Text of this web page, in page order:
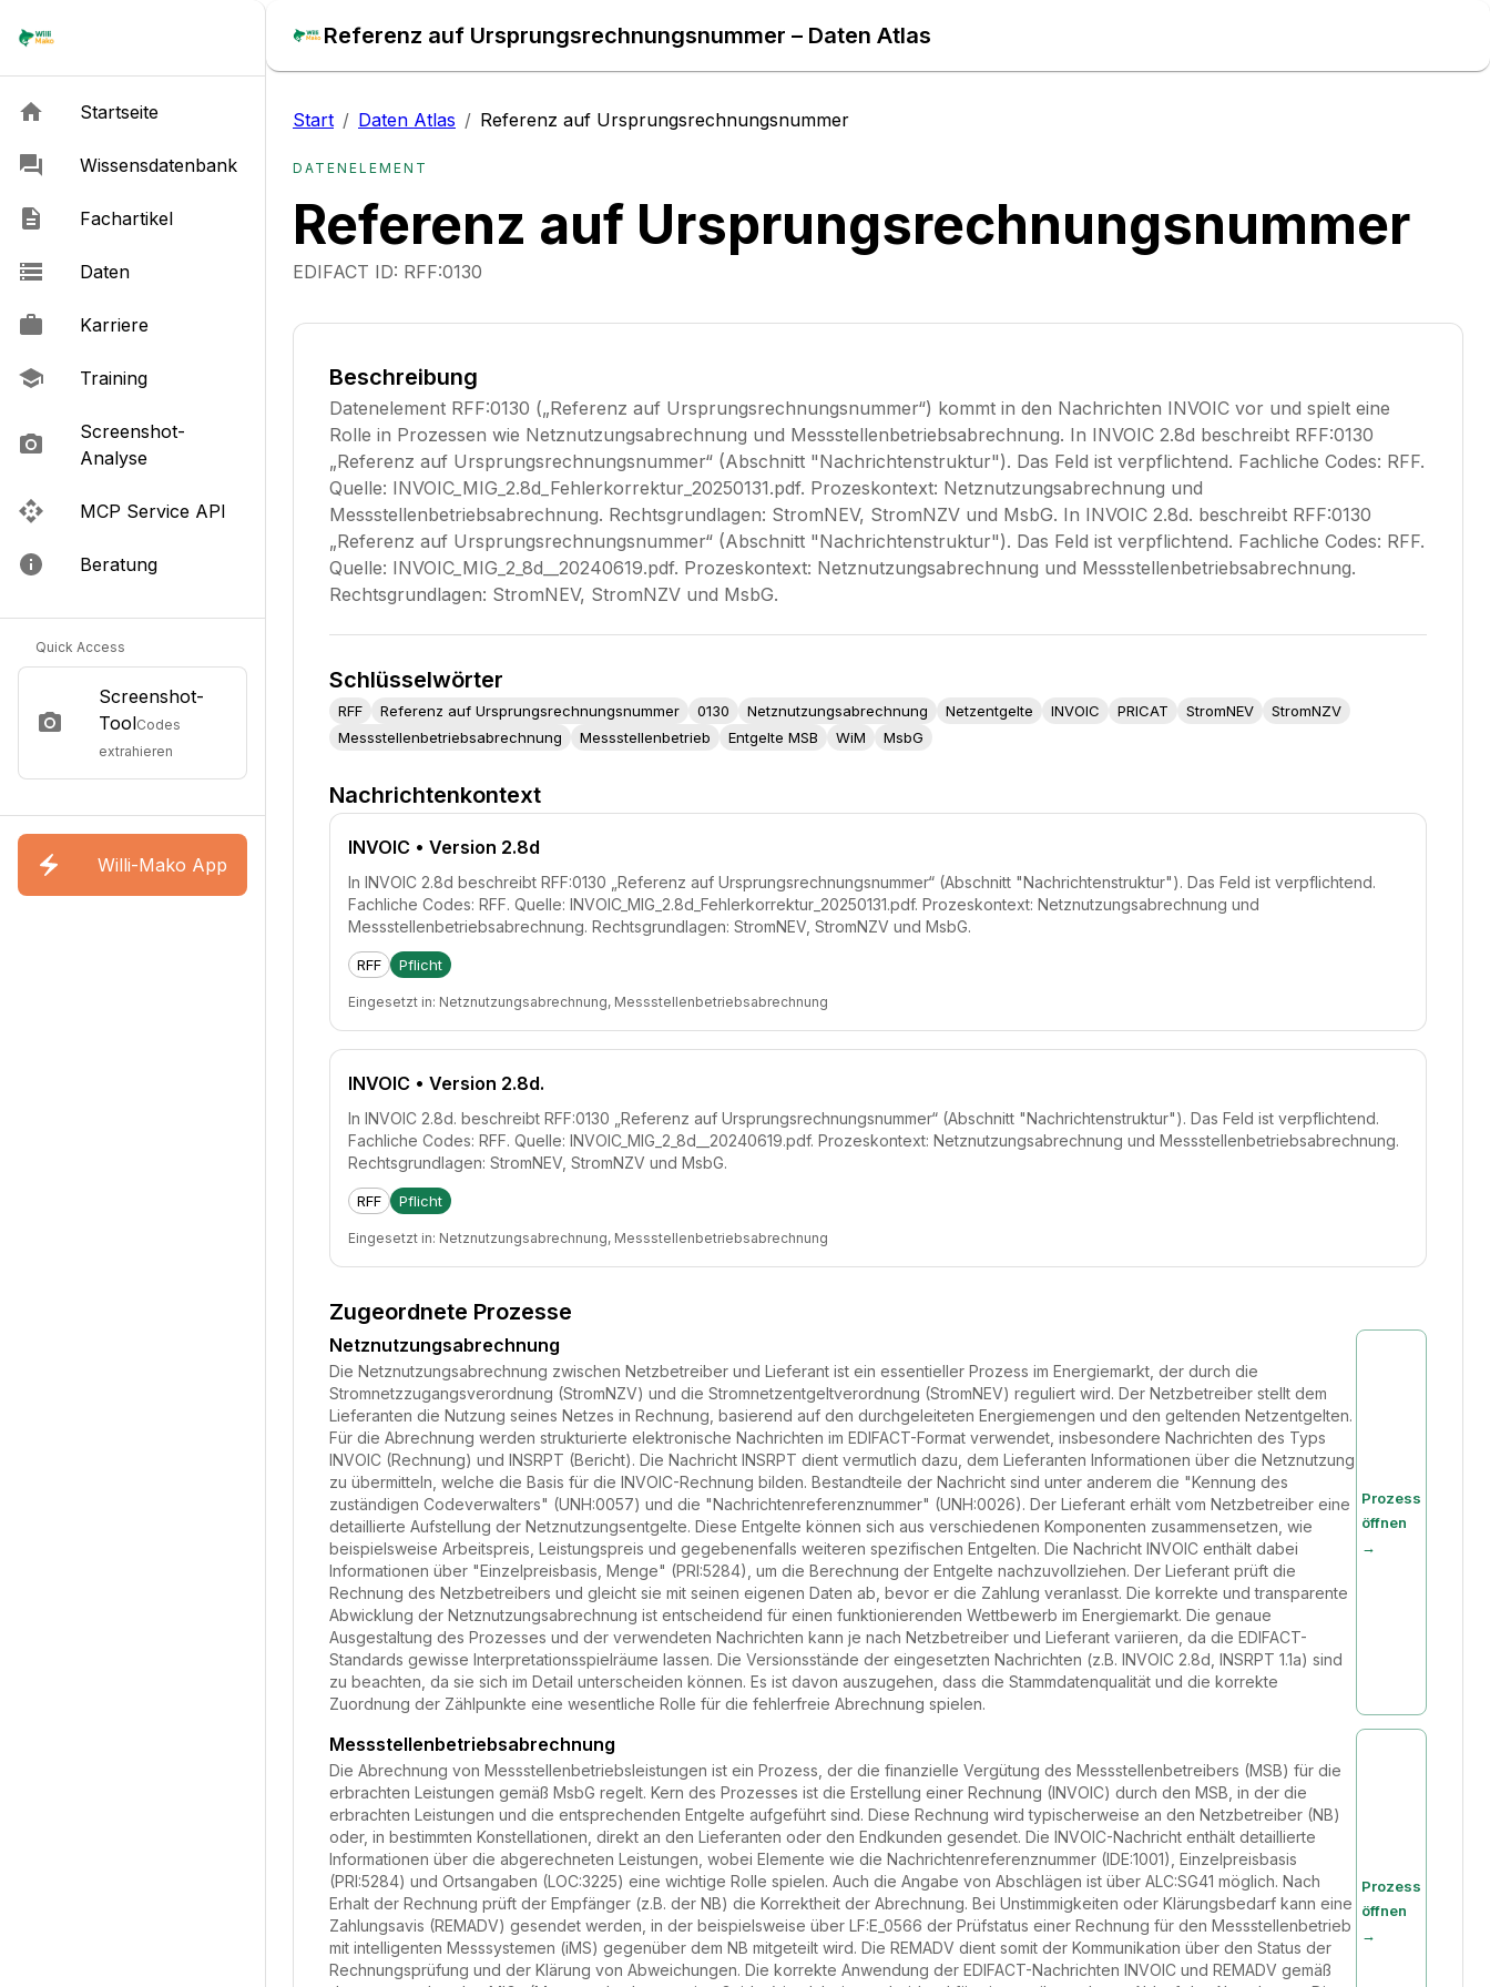
Referenz auf Ursprungsrechnungsnummer – Daten Atlas
Startseite
Wissensdatenbank
Fachartikel
Daten
Karriere
Training
Screenshot-
Analyse
MCP Service API
Beratung
Quick Access
Screenshot-
ToolCodes
extrahieren
Willi-Mako App
Start / Daten Atlas / Referenz auf Ursprungsrechnungsnummer
DATENELEMENT
Referenz auf Ursprungsrechnungsnummer
EDIFACT ID: RFF:0130
Beschreibung
Datenelement RFF:0130 („Referenz auf Ursprungsrechnungsnummer“) kommt in den Nachrichten INVOIC vor und spielt eine
Rolle in Prozessen wie Netznutzungsabrechnung und Messstellenbetriebsabrechnung. In INVOIC 2.8d beschreibt RFF:0130
„Referenz auf Ursprungsrechnungsnummer“ (Abschnitt "Nachrichtenstruktur"). Das Feld ist verpflichtend. Fachliche Codes: RFF.
Quelle: INVOIC_MIG_2.8d_Fehlerkorrektur_20250131.pdf. Prozeskontext: Netznutzungsabrechnung und
Messstellenbetriebsabrechnung. Rechtsgrundlagen: StromNEV, StromNZV und MsbG. In INVOIC 2.8d. beschreibt RFF:0130
„Referenz auf Ursprungsrechnungsnummer“ (Abschnitt "Nachrichtenstruktur"). Das Feld ist verpflichtend. Fachliche Codes: RFF.
Quelle: INVOIC_MIG_2_8d__20240619.pdf. Prozeskontext: Netznutzungsabrechnung und Messstellenbetriebsabrechnung.
Rechtsgrundlagen: StromNEV, StromNZV und MsbG.
Schlüsselwörter
RFF Referenz auf Ursprungsrechnungsnummer 0130 Netznutzungsabrechnung Netzentgelte INVOIC PRICAT StromNEV
StromNZV
Messstellenbetriebsabrechnung
Messstellenbetrieb Entgelte MSB WiM MsbG
Nachrichtenkontext
INVOIC • Version 2.8d
In INVOIC 2.8d beschreibt RFF:0130 „Referenz auf Ursprungsrechnungsnummer“ (Abschnitt "Nachrichtenstruktur"). Das Feld ist verpflichtend.
Fachliche Codes: RFF. Quelle: INVOIC_MIG_2.8d_Fehlerkorrektur_20250131.pdf. Prozeskontext: Netznutzungsabrechnung und
Messstellenbetriebsabrechnung. Rechtsgrundlagen: StromNEV, StromNZV und MsbG.
RFF Pflicht
Eingesetzt in: Netznutzungsabrechnung, Messstellenbetriebsabrechnung
INVOIC • Version 2.8d.
In INVOIC 2.8d. beschreibt RFF:0130 „Referenz auf Ursprungsrechnungsnummer“ (Abschnitt "Nachrichtenstruktur"). Das Feld ist verpflichtend.
Fachliche Codes: RFF. Quelle: INVOIC_MIG_2_8d__20240619.pdf. Prozeskontext: Netznutzungsabrechnung und Messstellenbetriebsabrechnung.
Rechtsgrundlagen: StromNEV, StromNZV und MsbG.
RFF Pflicht
Eingesetzt in: Netznutzungsabrechnung, Messstellenbetriebsabrechnung
Zugeordnete Prozesse
Netznutzungsabrechnung
Die Netznutzungsabrechnung zwischen Netzbetreiber und Lieferant ist ein essentieller Prozess im Energiemarkt, der durch die
Stromnetzzugangsverordnung (StromNZV) und die Stromnetzentgeltverordnung (StromNEV) reguliert wird. Der Netzbetreiber stellt dem
Lieferanten die Nutzung seines Netzes in Rechnung, basierend auf den durchgeleiteten Energiemengen und den geltenden Netzentgelten.
Für die Abrechnung werden strukturierte elektronische Nachrichten im EDIFACT-Format verwendet, insbesondere Nachrichten des Typs
INVOIC (Rechnung) und INSRPT (Bericht). Die Nachricht INSRPT dient vermutlich dazu, dem Lieferanten Informationen über die Netznutzung
zu übermitteln, welche die Basis für die INVOIC-Rechnung bilden. Bestandteile der Nachricht sind unter anderem die "Kennung des
zuständigen Codeverwalters" (UNH:0057) und die "Nachrichtenreferenznummer" (UNH:0026). Der Lieferant erhält vom Netzbetreiber eine
detaillierte Aufstellung der Netznutzungsentgelte. Diese Entgelte können sich aus verschiedenen Komponenten zusammensetzen, wie
beispielsweise Arbeitspreis, Leistungspreis und gegebenenfalls weiteren spezifischen Entgelten. Die Nachricht INVOIC enthält dabei
Informationen über "Einzelpreisbasis, Menge" (PRI:5284), um die Berechnung der Entgelte nachzuvollziehen. Der Lieferant prüft die
Rechnung des Netzbetreibers und gleicht sie mit seinen eigenen Daten ab, bevor er die Zahlung veranlasst. Die korrekte und transparente
Abwicklung der Netznutzungsabrechnung ist entscheidend für einen funktionierenden Wettbewerb im Energiemarkt. Die genaue
Ausgestaltung des Prozesses und der verwendeten Nachrichten kann je nach Netzbetreiber und Lieferant variieren, da die EDIFACT-
Standards gewisse Interpretationsspielräume lassen. Die Versionsstände der eingesetzten Nachrichten (z.B. INVOIC 2.8d, INSRPT 1.1a) sind
zu beachten, da sie sich im Detail unterscheiden können. Es ist davon auszugehen, dass die Stammdatenqualität und die korrekte
Zuordnung der Zählpunkte eine wesentliche Rolle für die fehlerfreie Abrechnung spielen.
Prozess
öffnen
→
Messstellenbetriebsabrechnung
Die Abrechnung von Messstellenbetriebsleistungen ist ein Prozess, der die finanzielle Vergütung des Messstellenbetreibers (MSB) für die
erbrachten Leistungen gemäß MsbG regelt. Kern des Prozesses ist die Erstellung einer Rechnung (INVOIC) durch den MSB, in der die
erbrachten Leistungen und die entsprechenden Entgelte aufgeführt sind. Diese Rechnung wird typischerweise an den Netzbetreiber (NB)
oder, in bestimmten Konstellationen, direkt an den Lieferanten oder den Endkunden gesendet. Die INVOIC-Nachricht enthält detaillierte
Informationen über die abgerechneten Leistungen, wobei Elemente wie die Nachrichtenreferenznummer (IDE:1001), Einzelpreisbasis
(PRI:5284) und Ortsangaben (LOC:3225) eine wichtige Rolle spielen. Auch die Angabe von Abschlägen ist über ALC:SG41 möglich. Nach
Erhalt der Rechnung prüft der Empfänger (z.B. der NB) die Korrektheit der Abrechnung. Bei Unstimmigkeiten oder Klärungsbedarf kann eine
Zahlungsavis (REMADV) gesendet werden, in der beispielsweise über LF:E_0566 der Prüfstatus einer Rechnung für den Messstellenbetrieb
mit intelligenten Messsystemen (iMS) gegenüber dem NB mitgeteilt wird. Die REMADV dient somit der Kommunikation über den Status der
Rechnungsprüfung und der Klärung von Abweichungen. Die korrekte Anwendung der EDIFACT-Nachrichten INVOIC und REMADV gemäß
Prozess
öffnen
→